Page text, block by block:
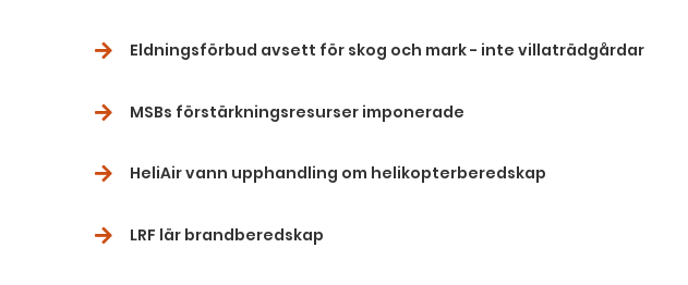
Eldningsförbud avsett för skog och mark - inte villaträdgårdar
MSBs förstärkningsresurser imponerade
HeliAir vann upphandling om helikopterberedskap
LRF lär brandberedskap